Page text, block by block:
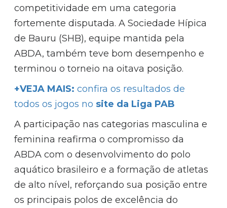
competitividade em uma categoria
fortemente disputada. A Sociedade Hípica
de Bauru (SHB), equipe mantida pela
ABDA, também teve bom desempenho e
terminou o torneio na oitava posição.
+VEJA MAIS: confira os resultados de
todos os jogos no site da Liga PAB
A participação nas categorias masculina e
feminina reafirma o compromisso da
ABDA com o desenvolvimento do polo
aquático brasileiro e a formação de atletas
de alto nível, reforçando sua posição entre
os principais polos de excelência do